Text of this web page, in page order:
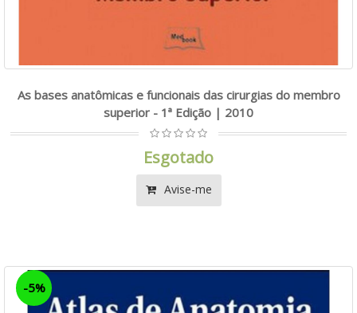
As bases anatômicas e funcionais das cirurgias do membro
superior - 1ª Edição | 2010
Esgotado
Avise-me
-5%